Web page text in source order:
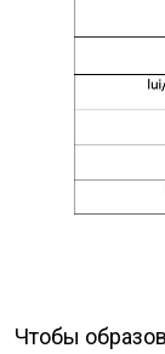
Чтобы